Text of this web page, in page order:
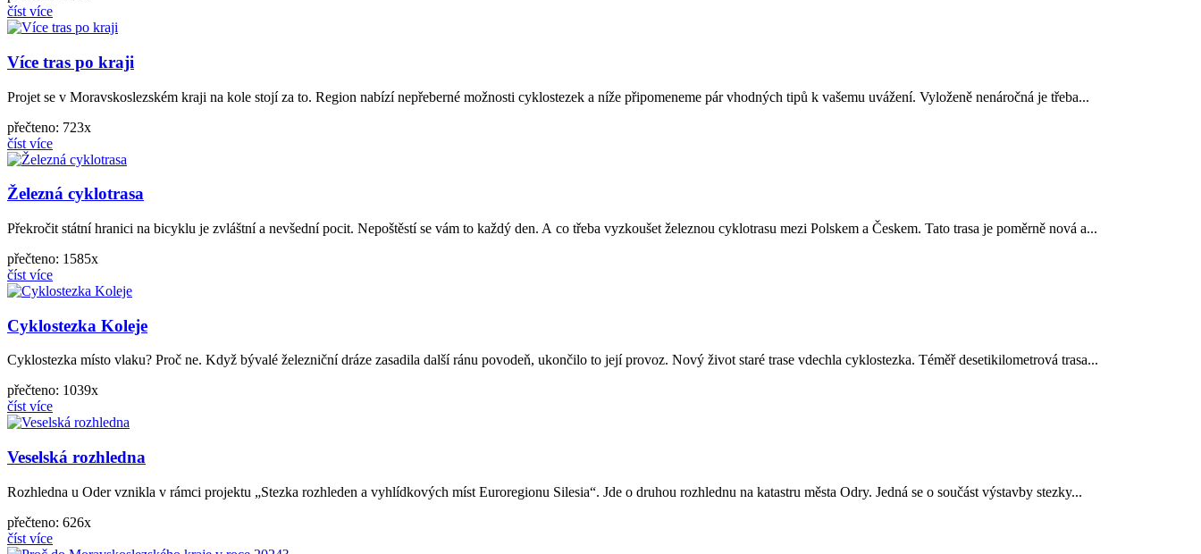
číst více
Více tras po kraji
Projet se v Moravskoslezském kraji na kole stojí za to. Region nabízí nepřeberné možnosti cyklostezek a níže připomeneme pár vhodných tipů k vašemu uvážení. Vyloženě nenáročná je třeba...
přečteno: 723x
číst více
Železná cyklotrasa
Překročit státní hranici na bicyklu je zvláštní a nevšední pocit. Nepoštěstí se vám to každý den. A co třeba vyzkoušet železnou cyklotrasu mezi Polskem a Českem. Tato trasa je poměrně nová a...
přečteno: 1585x
číst více
Cyklostezka Koleje
Cyklostezka místo vlaku? Proč ne. Když bývalé železniční dráze zasadila další ránu povodeň, ukončilo to její provoz. Nový život staré trase vdechla cyklostezka. Téměř desetikilometrová trasa...
přečteno: 1039x
číst více
Veselská rozhledna
Rozhledna u Oder vznikla v rámci projektu „Stezka rozhleden a vyhlídkových míst Euroregionu Silesia“. Jde o druhou rozhlednu na katastru města Odry. Jedná se o součást výstavby stezky...
přečteno: 626x
číst více